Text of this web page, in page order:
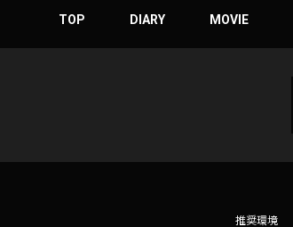
TOP DIARY MOVIE
推奨環境